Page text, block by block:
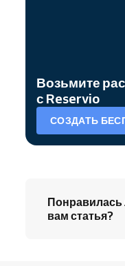
Возьмите
с Reservio
СОЗДАТЬ
Понравилась
вам статья?